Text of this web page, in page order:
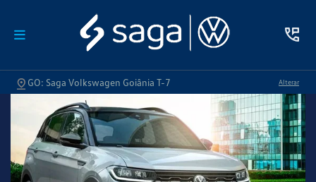
GO: Saga Volkswagen Goiânia T-7 Alterar